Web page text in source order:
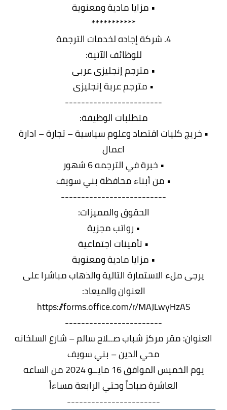
• مزايا مادية ومعنوية
***********
4. شركة إجاده لخدمات الترجمة
للوظائف الآتية:
• مترجم إنجليزى عربى
• مترجم عربة إنجليزى
------------------------
متطلبات الوظيفة:
• خريج كليات اقتصاد وعلوم سياسية – تجارة – ادارة
اعمال
• خبرة في الترجمه 6 شهور
• من أبناء محافظة بني سويف
--------------------------
الحقوق والمميزات:
• رواتب مجزية
• تأمينات اجتماعية
• مزايا مادية ومعنوية
يرجى ملء الاستمارة التالية والذهاب مباشرا على
العنوان والميعاد:
https://forms.office.com/r/MAJLwyHzAS
------------------------
العنوان: مقر مركز شباب صــلاح سالم – شارع السلخانه
محي الدين – بني سويف
يوم الخميس الموافق 16 مايــو 2024 من الساعه
العاشرة صباحاً وحتي الرابعة مساءاً
-----------------------